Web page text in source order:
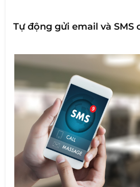
Tự động gửi email và SMS